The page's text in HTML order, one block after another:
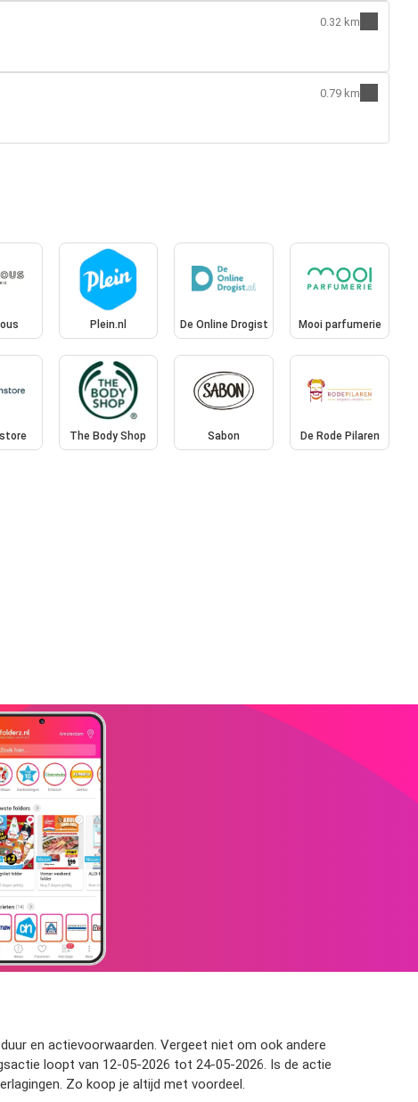
0.32 km
0.79 km
Plein.nl De Online Drogist Mooi parfumerie
The Body Shop Sabon De Rode Pilaren
en actievoorwaarden. Vergeet niet om ook andere
loopt van 12-05-2026 tot 24-05-2026. Is de actie
Zo koop je altijd met voordeel.